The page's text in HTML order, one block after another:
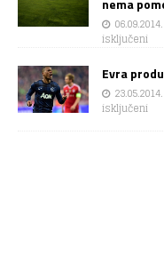
nema
isključeni
Evra
isključeni